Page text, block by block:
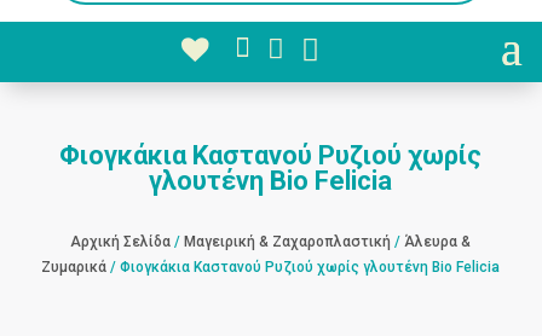
  
Φιογκάκια Καστανού Ρυζιού χωρίς
γλουτένη Bio Felicia
Αρχική Σελίδα /Μαγειρική & Ζαχαροπλαστική /Άλευρα &
Ζυμαρικά / Φιογκάκια Καστανού Ρυζιού χωρίς γλουτένη Bio Felicia